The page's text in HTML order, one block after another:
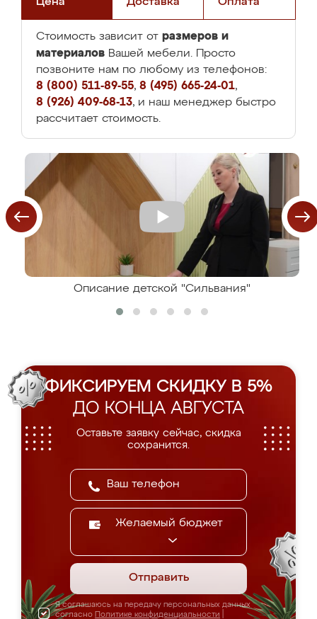
Стоимость зависит от размеров и
материалов Вашей мебели. Просто
позвоните нам по любому из телефонов:
8 (800) 511-89-55, 8 (495) 665-24-01,
8 (926) 409-68-13, и наш менеджер быстро
рассчитает стоимость.
Описание детской "Сильвания"
ФИКСИРУЕМ СКИДКУ В 5%
ДО КОНЦА АВГУСТА
Оставьте заявку сейчас, скидка
сохранится.
Желаемый бюджет
Отправить
Я соглашаюсь на передачу персональных данных
согласно Политике конфиденциальности